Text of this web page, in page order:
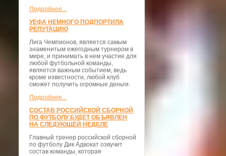
Подробнее...
УЕФА НЕМНОГО ПОДПОРТИЛА
РЕПУТАЦИЮ
Лига Чемпионов, является самым
знаменитым ежегодным турниром в
мире, и принимать в нем участие для
любой футбольной команды,
является важным событием, ведь
кроме известности, любой клуб
сможет получить огромные деньги.
Подробнее...
СОСТАВ РОССИЙСКОЙ СБОРНОЙ
ПО ФУТБОЛУ БУДЕТ ОБЪЯВЛЕН
НА СЛЕДУЮЩЕЙ НЕДЕЛЕ
Главный тренер российской сборной
по футболу Дик Адвокат озвучит
состав команды, которая